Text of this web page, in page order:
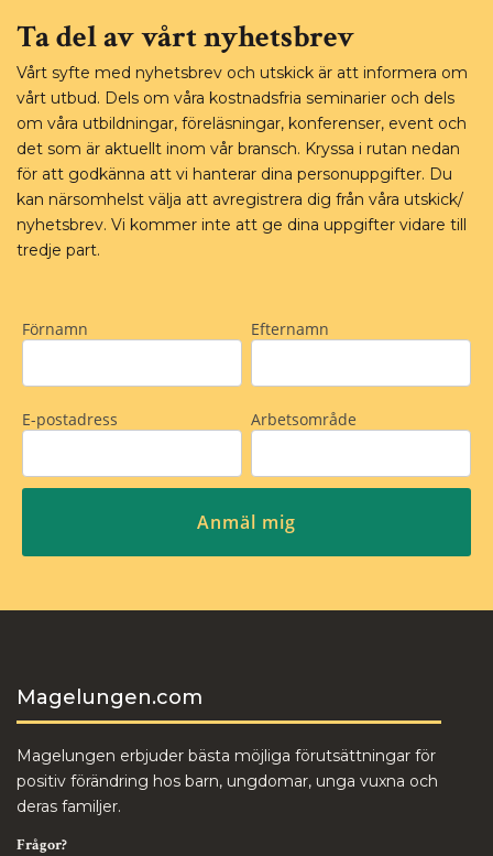
Ta del av vårt nyhetsbrev
Vårt syfte med nyhetsbrev och utskick är att informera om
vårt utbud. Dels om våra kostnadsfria seminarier och dels
om våra utbildningar, föreläsningar, konferenser, event och
det som är aktuellt inom vår bransch. Kryssa i rutan nedan
för att godkänna att vi hanterar dina personuppgifter. Du
kan närsomhelst välja att avregistrera dig från våra utskick/
nyhetsbrev. Vi kommer inte att ge dina uppgifter vidare till
tredje part.
Magelungen.com
Magelungen erbjuder bästa möjliga förutsättningar för
positiv förändring hos barn, ungdomar, unga vuxna och
deras familjer.
Frågor?